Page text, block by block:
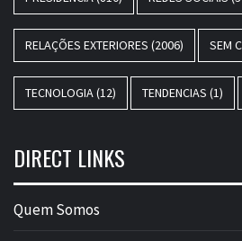
RELAÇÕES EXTERIORES (2006) SEM
TECNOLOGIA(12) TENDENCIAS (1)
DIRECT LINKS
Quem Somos